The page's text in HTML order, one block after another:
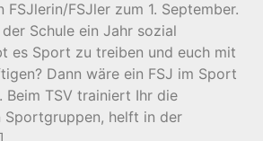
FSJlerin/FSJler zum 1. September.
Schule ein Jahr sozial
es Sport zu treiben und euch mit
Dann wäre ein FSJ im Sport
Beim TSV trainiert Ihr die
Sportgruppen, helft in der